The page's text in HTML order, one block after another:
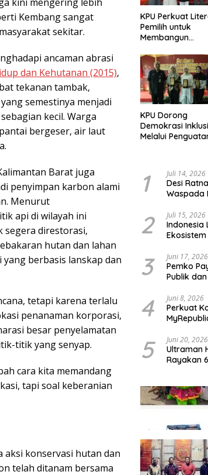
Kembang sangat
sekitar.
ancaman abrasi
dan Kehutanan (2015),
tekanan tambak,
semestinya menjadi
kecil. Warga
bergeser, air laut
Barat juga
penyimpan karbon alami
Menurut
api di wilayah ini
segera direstorasi,
hutan dan lahan
berbasis lanskap dan
tetapi karena terlalu
penanaman korporasi,
besar penyelamatan
titik yang senyap.
cara kita memandang
tapi soal keberanian
konservasi hutan dan
telah ditanam bersama
KPU Perkuat
Pemilih untuk
Membangun
Berkualitas
KPU Dorong
Demokrasi
Melalui
1 Juli 14, 2026
Desi
Waspada
2 Juli 15, 2026
Indonesia
3 Juni 17, 2026
Pemko
Publik
4 Juni 8, 2026
Perkuat
5 Juni 20, 2026
Ultraman
Rayakan